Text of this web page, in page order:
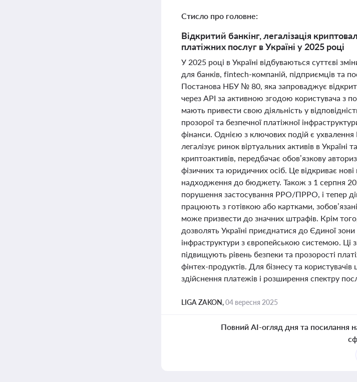
Стисло про головне:
Відкритий банкінг, легалізація
платіжних послуг в Україні у 2025 році
У 2025 році в Україні відбуваються суттєві
для банків, fintech-компаній, підприємців та
Постанова НБУ № 80, яка запроваджує
через API за активною згодою користувача з
мають привести свою діяльність у
прозорої та безпечної платіжної
фінанси. Однією з ключових подій є
легалізує ринок віртуальних активів в
криптоактивів, передбачає обов’язкову
фізичних та юридичних осіб. Це відкриває
надходження до бюджету. Також з 1 серпня
порушення застосування РРО/ПРРО, і тепер
працюють з готівкою або картками,
може призвести до значних штрафів. Крім
дозволять Україні приєднатися до Єдиної зони
інфраструктури з європейською системою. Ці
підвищують рівень безпеки та прозорості
фінтех-продуктів. Для бізнесу та
здійснення платежів і розширення спектру
LIGA ZAKON,04 вересня 2025
Повний AI-огляд дня та посилання